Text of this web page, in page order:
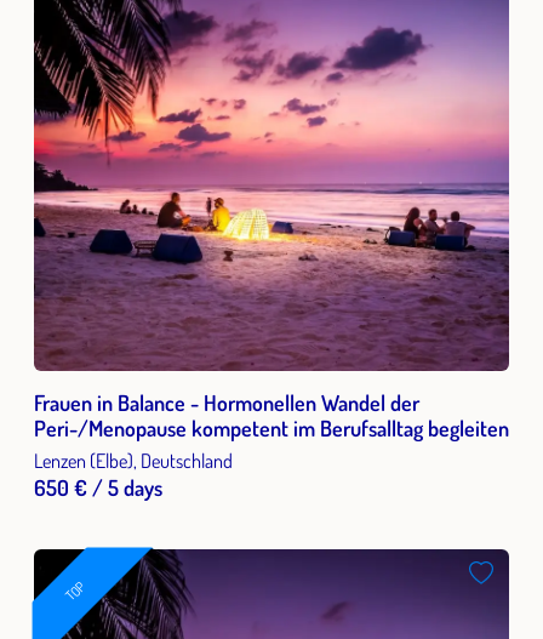
Frauen in Balance - Hormonellen Wandel der
Peri-/Menopause kompetent im Berufsalltag begleiten
Lenzen (Elbe), Deutschland
650 € / 5 days
TOP